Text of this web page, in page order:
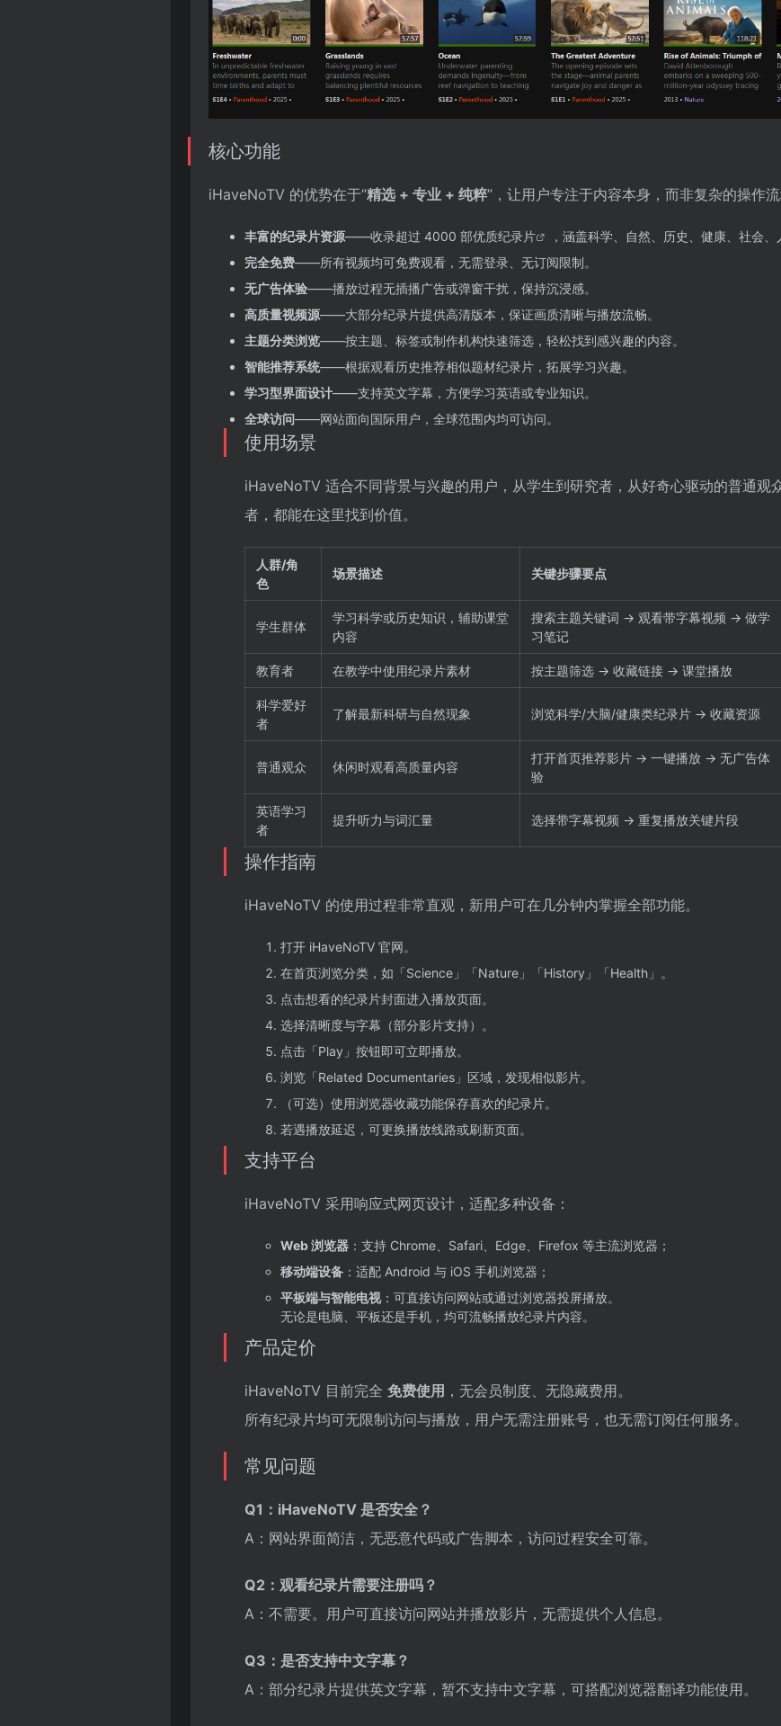
核心功能
iHaveNoTV 的优势在于“精选 + 专业 + 纯粹”，让用户专注于内容本身，而非复杂的操作流
丰富的纪录片资源——收录超过 4000 部优质纪录片
，涵盖科学、自然、历史、健康、社会、
完全免费——所有视频均可免费观看，无需登录、无订阅限制。
无广告体验——播放过程无插播广告或弹窗干扰，保持沉浸感。
高质量视频源——大部分纪录片提供高清版本，保证画质清晰与播放流畅。
主题分类浏览——按主题、标签或制作机构快速筛选，轻松找到感兴趣的内容。
智能推荐系统——根据观看历史推荐相似题材纪录片，拓展学习兴趣。
学习型界面设计——支持英文字幕，方便学习英语或专业知识。
全球访问——网站面向国际用户，全球范围内均可访问。
使用场景
iHaveNoTV 适合不同背景与兴趣的用户，从学生到研究者，从好奇心驱动的普通观
者，都能在这里找到价值。
人群/角
色
场景描述 关键步骤要点
学生群体
学习科学或历史知识，辅助课堂
内容
搜索主题关键词 → 观看带字幕视频 → 做学
习笔记
教育者 在教学中使用纪录片素材 按主题筛选 → 收藏链接 → 课堂播放
科学爱好
者
了解最新科研与自然现象 浏览科学/大脑/健康类纪录片 → 收藏资源
普通观众 休闲时观看高质量内容
打开首页推荐影片 → 一键播放 → 无广告体
验
英语学习
者
提升听力与词汇量 选择带字幕视频 → 重复播放关键片段
操作指南
iHaveNoTV 的使用过程非常直观，新用户可在几分钟内掌握全部功能。
打开 iHaveNoTV 官网。
在首页浏览分类，如「Science」「Nature」「History」「Health」。
点击想看的纪录片封面进入播放页面。
选择清晰度与字幕（部分影片支持）。
点击「Play」按钮即可立即播放。
浏览「Related Documentaries」区域，发现相似影片。
（可选）使用浏览器收藏功能保存喜欢的纪录片。
若遇播放延迟，可更换播放线路或刷新页面。
支持平台
iHaveNoTV 采用响应式网页设计，适配多种设备：
Web 浏览器 ：支持 Chrome、Safari、Edge、Firefox 等主流浏览器；
移动端设备 ：适配 Android 与 iOS 手机浏览器；
平板端与智能电视：可直接访问网站或通过浏览器投屏播放。
无论是电脑、平板还是手机，均可流畅播放纪录片内容。
产品定价
iHaveNoTV 目前完全 免费使用 ，无会员制度、无隐藏费用。
所有纪录片均可无限制访问与播放，用户无需注册账号，也无需订阅任何服务。
常见问题
Q1：iHaveNoTV 是否安全？
A：网站界面简洁，无恶意代码或广告脚本，访问过程安全可靠。
Q2：观看纪录片需要注册吗？
A：不需要。用户可直接访问网站并播放影片，无需提供个人信息。
Q3：是否支持中文字幕？
A：部分纪录片提供英文字幕，暂不支持中文字幕，可搭配浏览器翻译功能使用。